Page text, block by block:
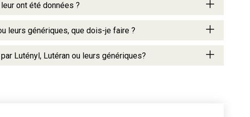
ont été données ?
leurs génériques, que dois-je faire ?
Lutényl, Lutéran ou leurs génériques?